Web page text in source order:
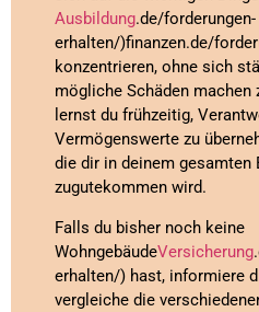
Ausbildung.de/forderungen-
erhalten/)finanzen.de/
konzentrieren, ohne sich
mögliche Schäden machen
lernst du frühzeitig,
Vermögenswerte zu
die dir in deinem gesamten
zugutekommen wird.
Falls du bisher noch keine
WohngebäudeVersicherung
erhalten/) hast, informiere
vergleiche die